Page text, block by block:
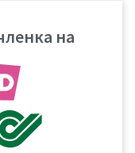
соработка во
и технички
да се олесни
пристапни и
и преку
на